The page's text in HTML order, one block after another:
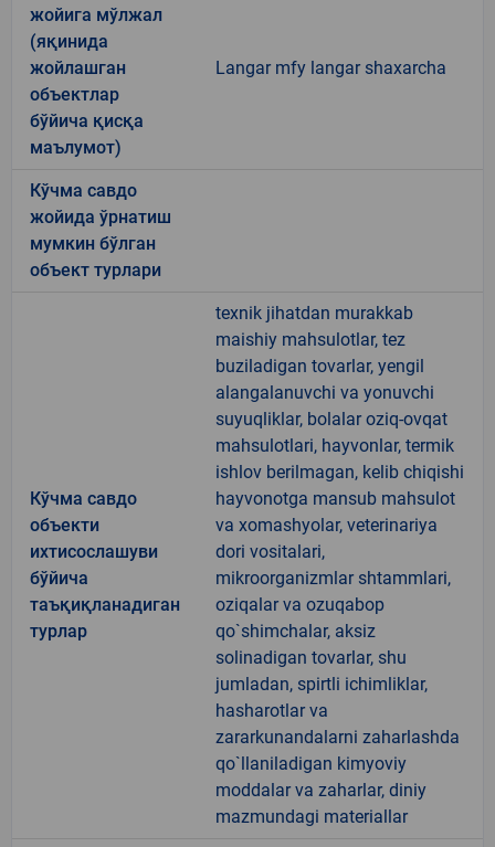
жойига мўлжал
(яқинида
жойлашган
объектлар
бўйича қисқа
маълумот)
Langar mfy langar shaxarcha
Кўчма савдо
жойида ўрнатиш
мумкин бўлган
объект турлари
Кўчма савдо
объекти
ихтисослашуви
бўйича
таъқиқланадиган
турлар
texnik jihatdan murakkab
maishiy mahsulotlar, tez
buziladigan tovarlar, yengil
alangalanuvchi va yonuvchi
suyuqliklar, bolalar oziq-ovqat
mahsulotlari, hayvonlar, termik
ishlov berilmagan, kelib chiqishi
hayvonotga mansub mahsulot
va xomashyolar, veterinariya
dori vositalari,
mikroorganizmlar shtammlari,
oziqalar va ozuqabop
qo`shimchalar, aksiz
solinadigan tovarlar, shu
jumladan, spirtli ichimliklar,
hasharotlar va
zararkunandalarni zaharlashda
qo`llaniladigan kimyoviy
moddalar va zaharlar, diniy
mazmundagi materiallar